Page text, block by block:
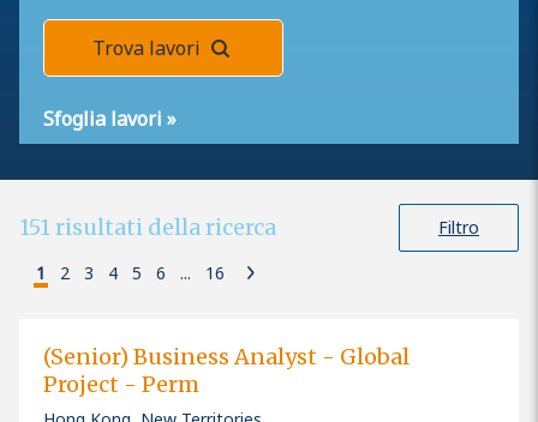
Trova lavori
Sfoglia lavori »
151risultati della ricerca
Filtro
1
2 3 4 5 6 ... 16
(Senior) Business Analyst - Global
Project - Perm